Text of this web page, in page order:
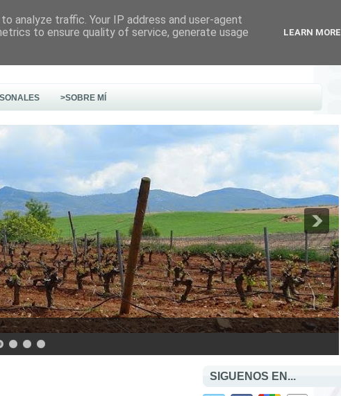
>SOBRE MÍ
SIGUENOS EN...
analyze traffic. Your IP address and user-agent
to ensure quality of service, generate usage
LEARN MORE